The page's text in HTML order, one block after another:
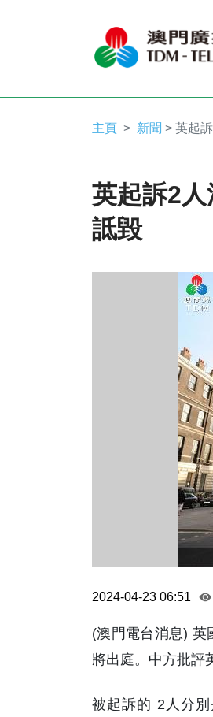
主頁 新聞 > 英起
英起訴2
詆毀
2024-04-23 06:51
(澳門電台消息) 英
將出庭。中方批評
被起訴的 2人分